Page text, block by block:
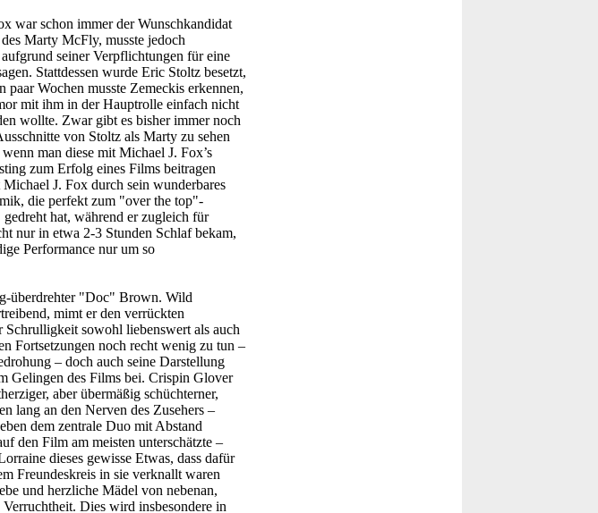
war schon immer der Wunschkandidat
Marty McFly, musste jedoch
seiner Verpflichtungen für eine
Stattdessen wurde Eric Stoltz besetzt,
paar Wochen musste Zemeckis erkennen,
mit ihm in der Hauptrolle einfach nicht
wollte. Zwar gibt es bisher immer noch
von Stoltz als Marty zu sehen
man diese mit Michael J. Fox’s
zum Erfolg eines Films beitragen
J. Fox durch sein wunderbares
die perfekt zum "over the top"-
hat, während er zugleich für
nur in etwa 2-3 Stunden Schlaf bekam,
Performance nur um so
überdrehter "Doc" Brown. Wild
mimt er den verrückten
Schrulligkeit sowohl liebenswert als auch
Fortsetzungen noch recht wenig zu tun –
– doch auch seine Darstellung
Gelingen des Films bei. Crispin Glover
aber übermäßig schüchterner,
lang an den Nerven des Zusehers –
dem zentrale Duo mit Abstand
den Film am meisten unterschätzte –
dieses gewisse Etwas, dass dafür
Freundeskreis in sie verknallt waren
und herzliche Mädel von nebenan,
Dies wird insbesondere in